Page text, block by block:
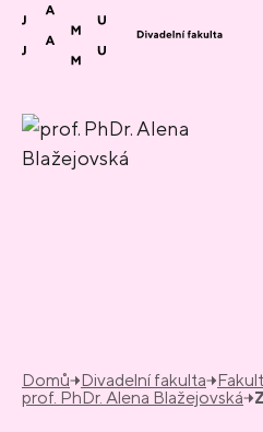
Přeskočit na obsah
Domů Divadelní fakulta
prof. PhDr. Alena Blažejovská